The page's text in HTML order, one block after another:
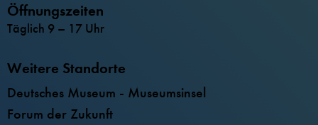
Öffnungszeiten
Täglich 9 – 17 Uhr
Weitere Standorte
Deutsches Museum - Museumsinsel
Forum der Zukunft